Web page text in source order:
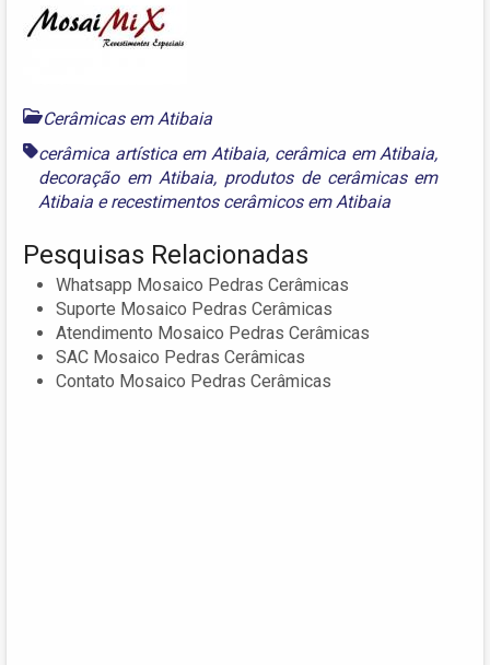
Cerâmicas em Atibaia
cerâmica artística em Atibaia, cerâmica em Atibaia,
decoração em Atibaia, produtos de cerâmicas em
Atibaia erecestimentos cerâmicos em Atibaia
Pesquisas Relacionadas
Whatsapp Mosaico Pedras Cerâmicas
Suporte Mosaico Pedras Cerâmicas
Atendimento Mosaico Pedras Cerâmicas
SAC Mosaico Pedras Cerâmicas
Contato Mosaico Pedras Cerâmicas